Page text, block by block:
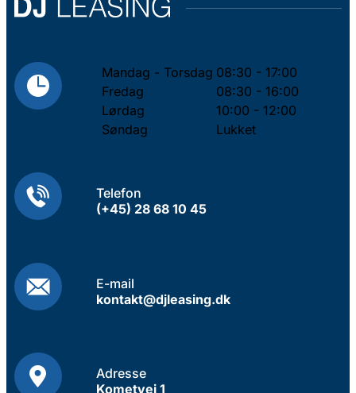
Mandag - Torsdag 08:30 - 17:00
Fredag
08:30 - 16:00
Lørdag
10:00 - 12:00
Søndag
Lukket
Telefon
(+45) 28 68 10 45
E-mail
kontakt@djleasing.dk
Adresse
Kometvej 1